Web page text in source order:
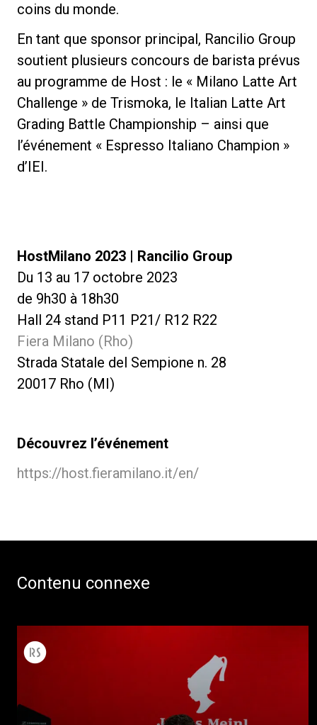
coins du monde.
En tant que sponsor principal, Rancilio Group
soutient plusieurs concours de barista prévus
au programme de Host : le « Milano Latte Art
Challenge » de Trismoka, le Italian Latte Art
Grading Battle Championship – ainsi que
l’événement « Espresso Italiano Champion »
d’IEI.
HostMilano 2023 | Rancilio Group
Du 13 au 17 octobre 2023
de 9h30 à 18h30
Hall 24 stand P11 P21/ R12 R22
Fiera Milano (Rho)
Strada Statale del Sempione n. 28
20017 Rho (MI)
Découvrez l’événement
https://host.fieramilano.it/en/
Contenu connexe